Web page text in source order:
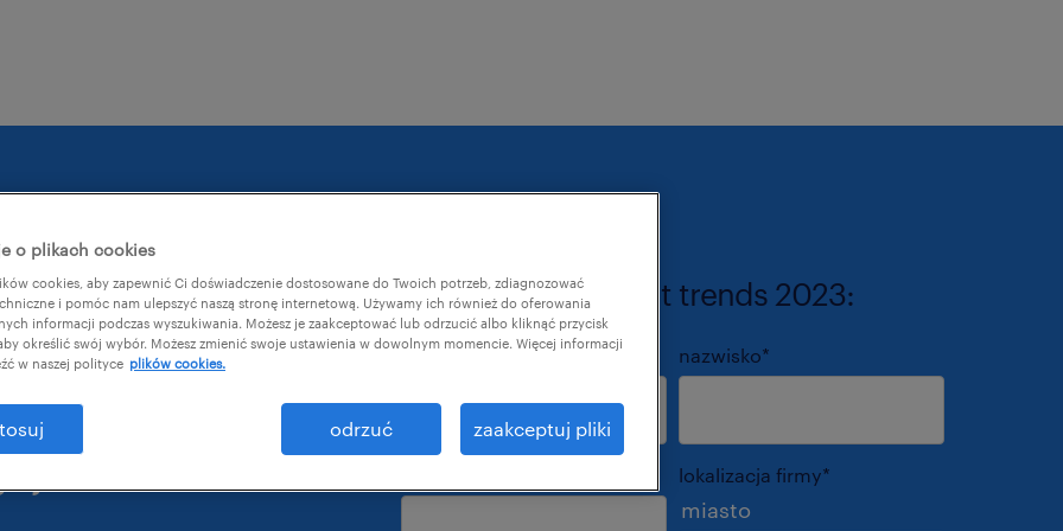
2023:
do
pobierz rapot talent trends 2023:
imię* nazwisko*
lokalizacja firmy*
miasto
o plikach cookies
cookies, aby zapewnić Ci doświadczenie dostosowane do Twoich potrzeb, zdiagnozować
i pomóc nam ulepszyć naszą stronę internetową. Używamy ich również do oferowania
informacji podczas wyszukiwania. Możesz je zaakceptować lub odrzucić albo kliknąć przycisk
aby określić swój wybór. Możesz zmienić swoje ustawienia w dowolnym momencie. Więcej informacji
w naszej polityce plików cookies.
odrzuć zaakceptuj pliki